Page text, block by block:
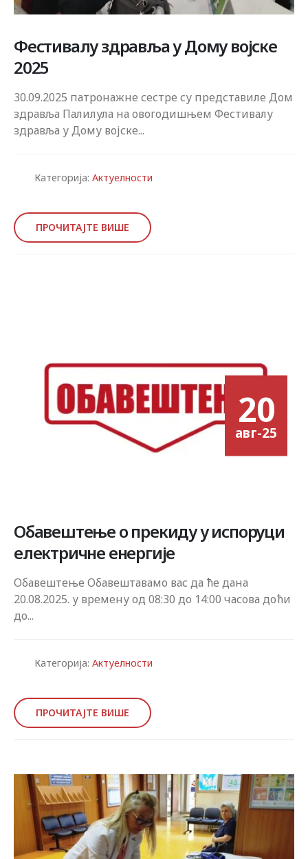
Фестивалу здравља у Дому војске
2025
30.09.2025 патронажне сестре су представиле Дом
здравља Палилула на овогодишњем Фестивалу
здравља у Дому војске...
Категорија: Актуелности
ПРОЧИТАЈТЕ ВИШЕ
20
авг-25
Обавештење о прекиду у испоруци
електричне енергије
Обавештење Обавештавамо вас да ће дана
20.08.2025. у времену од 08:30 до 14:00 часова доћи
до...
Категорија: Актуелности
ПРОЧИТАЈТЕ ВИШЕ